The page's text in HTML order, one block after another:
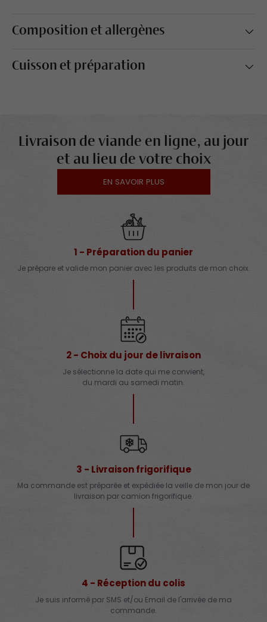
Composition et allergènes
Cuisson et préparation
Livraison de viande en ligne, au jour
et au lieu de votre choix
EN SAVOIR PLUS
1 - Préparation du panier
Je prépare et valide mon panier avec les produits de mon choix.
2 - Choix du jour de livraison
Je sélectionne la date qui me convient,
du mardi au samedi matin.
3 - Livraison frigorifique
Ma commande est préparée et expédiée la veille de mon jour de
livraison par camion frigorifique.
4 - Réception du colis
Je suis informé par SMS et/ou Email de l'arrivée de ma
commande.